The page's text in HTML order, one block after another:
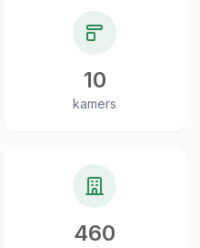
10
kamers
460